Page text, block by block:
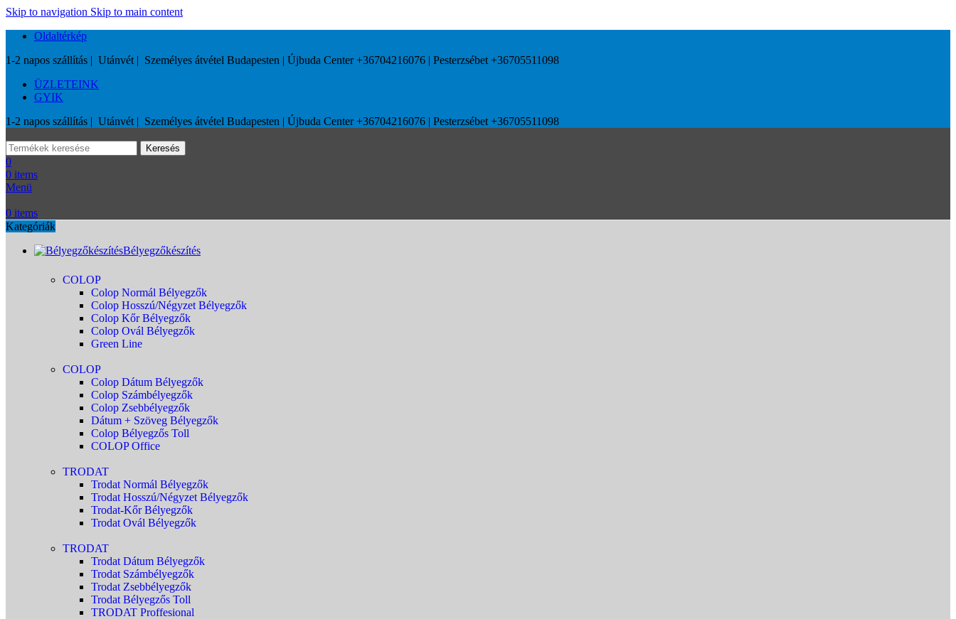
Skip to navigation Skip to main content
Oldaltérkép
1-2 napos szállítás | Utánvét | Személyes átvétel Budapesten | Újbuda Center +36704216076 | Pesterzsébet +36705511098
ÜZLETEINK
GYIK
1-2 napos szállítás | Utánvét | Személyes átvétel Budapesten | Újbuda Center +36704216076 | Pesterzsébet +36705511098
Keresés
0
0 items
Menü
0 items
Kategóriák
Bélyegzőkészítés
COLOP
Colop Normál Bélyegzők
Colop Hosszú/Négyzet Bélyegzők
Colop Kőr Bélyegzők
Colop Ovál Bélyegzők
Green Line
COLOP
Colop Dátum Bélyegzők
Colop Számbélyegzők
Colop Zsebbélyegzők
Dátum + Szöveg Bélyegzők
Colop Bélyegzős Toll
COLOP Office
TRODAT
Trodat Normál Bélyegzők
Trodat Hosszú/Négyzet Bélyegzők
Trodat-Kőr Bélyegzők
Trodat Ovál Bélyegzők
TRODAT
Trodat Dátum Bélyegzők
Trodat Számbélyegzők
Trodat Zsebbélyegzők
Trodat Bélyegzős Toll
TRODAT Proffesional